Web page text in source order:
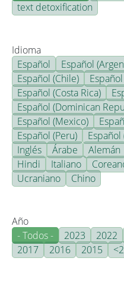
text detoxification
Idioma
Español
Español
Español (Chile)
Español (Costa Rica)
Español (Dominican
Español (Mexico)
Español (Peru)
Español
Inglés
Árabe Alemán
Hindi
Italiano
Ucraniano
Chino
Año
- Todos -
2023 2022
2017
2016 2015